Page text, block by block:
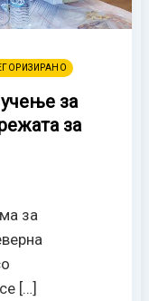
за
за
за
[…]